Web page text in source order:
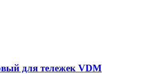
для тележек VDM